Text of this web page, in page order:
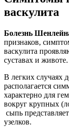
васкулита
Болезнь
признаков,
васкулита
суставах и животе.
В легких случаях
располагается
характерно для
вокруг крупных
сыпь
узелков.